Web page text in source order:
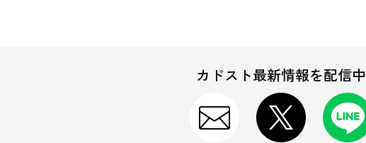
カドスト最新情報を配信中